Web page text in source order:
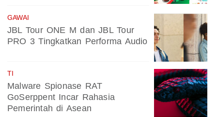
GAWAI
JBL Tour ONE M dan JBL Tour
PRO 3 Tingkatkan Performa Audio
TI
Malware Spionase RAT
GoSerppent Incar Rahasia
Pemerintah di Asean